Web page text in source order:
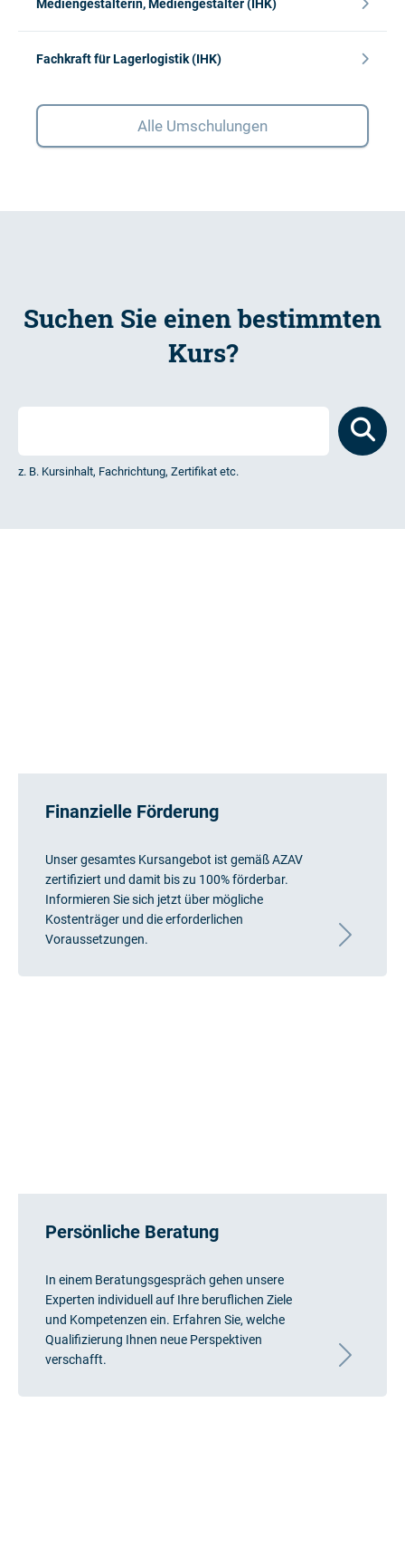
Mediengestalterin, Mediengestalter (IHK)
Fachkraft für Lagerlogistik (IHK)
Alle Umschulungen
Suchen Sie einen bestimmten
Kurs?
z. B. Kursinhalt, Fachrichtung, Zertifikat etc.
Finanzielle Förderung
Unser gesamtes Kursangebot ist gemäß AZAV
zertifiziert und damit bis zu 100% förderbar.
Informieren Sie sich jetzt über mögliche
Kostenträger und die erforderlichen
Voraussetzungen.
Persönliche Beratung
In einem Beratungsgespräch gehen unsere
Experten individuell auf Ihre beruflichen Ziele
und Kompetenzen ein. Erfahren Sie, welche
Qualifizierung Ihnen neue Perspektiven
verschafft.